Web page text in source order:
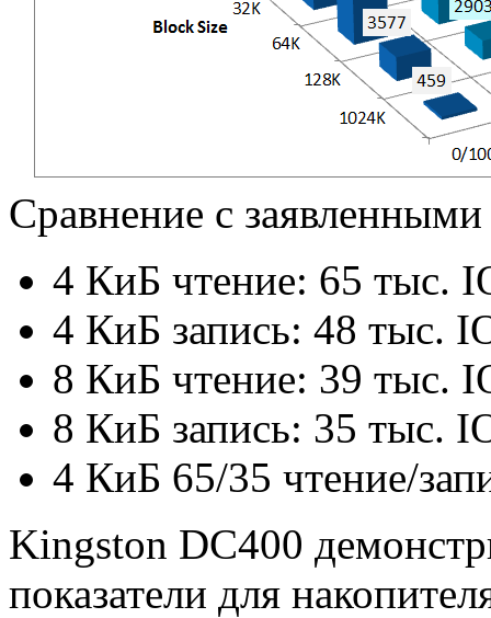
Сравнение с
4 КиБ чтение: 65 тыс.
4 КиБ запись: 48 тыс.
8 КиБ чтение: 39 тыс.
8 КиБ запись: 35 тыс.
4 КиБ 65/35 чтение/
Kingston DC400
показатели для